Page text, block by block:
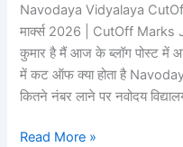
Navodaya Vidyalaya
मार्क्स 2026 | CutOff Marks
कुमार है मैं आज के ब्लॉग पोस्ट में
में कट ऑफ क्या होता है
कितने नंबर लाने पर नवोदय
नवोदय
विद्यालय
कट
ऑफ
मार्क्स
2026
Read More »